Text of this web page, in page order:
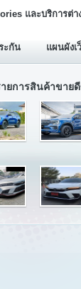
และบริการต่า
ะกัน แผนผังเ
ยการสินค้าขาย